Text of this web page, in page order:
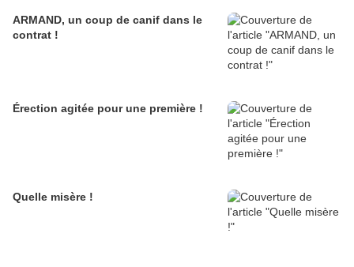
ARMAND, un coup de canif dans le
contrat !
Érection agitée pour une première !
Quelle misère !